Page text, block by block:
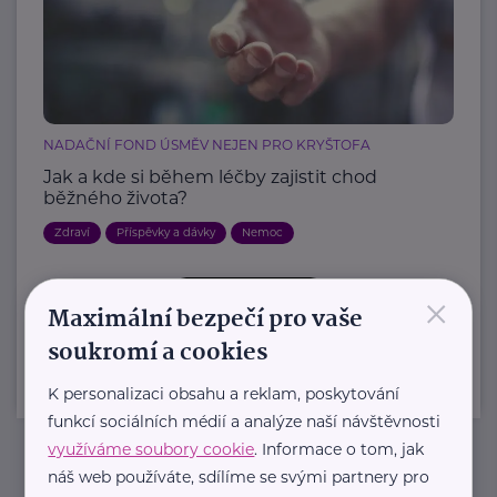
NADAČNÍ FOND ÚSMĚV NEJEN PRO KRYŠTOFA
Jak a kde si během léčby zajistit chod
běžného života?
Zdraví Příspěvky a dávky Nemoc
Další články ×
Maximální bezpečí pro vaše
soukromí a cookies
K personalizaci obsahu a reklam, poskytování
funkcí sociálních médií a analýze naší návštěvnosti
využíváme soubory cookie. Informace o tom, jak
náš web používáte, sdílíme se svými partnery pro